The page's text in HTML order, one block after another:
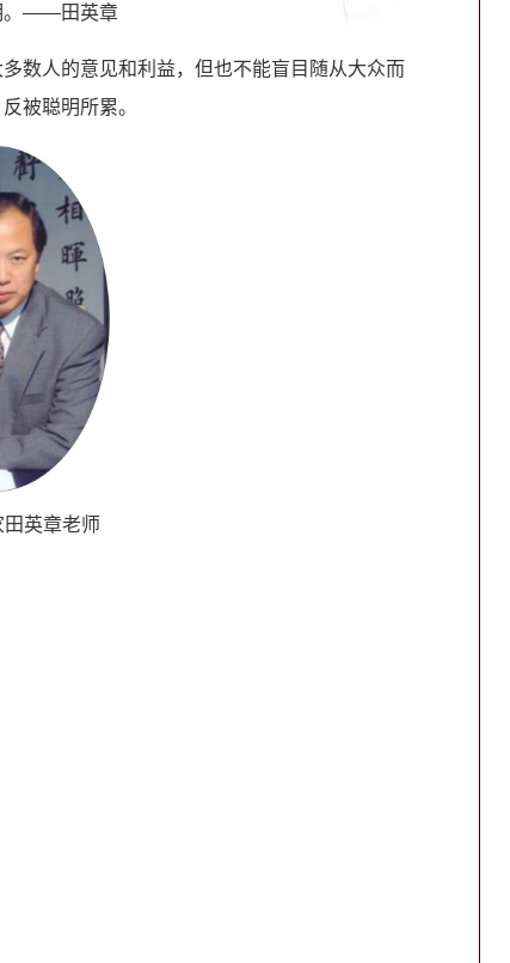
。——田英章
数人的意见和利益，但也不能盲目随从大众而
被聪明所累。
英章老师